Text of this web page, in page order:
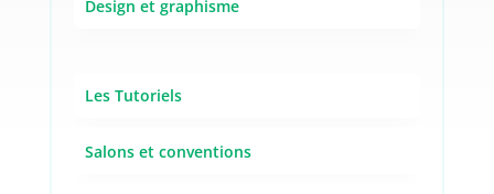
Design et graphisme
Les Tutoriels
Salons et conventions